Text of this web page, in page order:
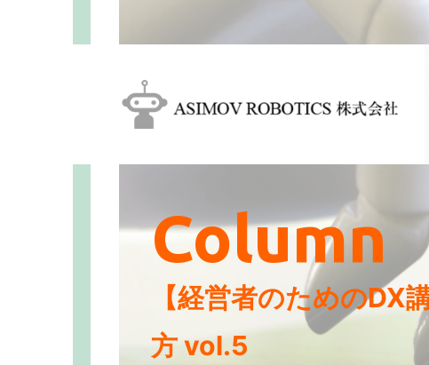
Column
【経営者のためのDX
方 vol.5